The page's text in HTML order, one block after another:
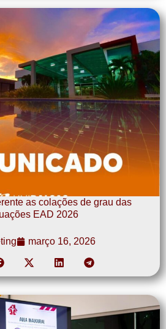
as colações de grau das
EAD 2026
março 16, 2026